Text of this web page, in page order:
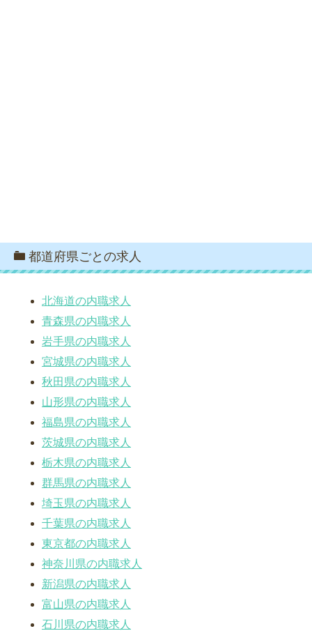
都道府県ごとの求人
北海道の内職求人
青森県の内職求人
岩手県の内職求人
宮城県の内職求人
秋田県の内職求人
山形県の内職求人
福島県の内職求人
茨城県の内職求人
栃木県の内職求人
群馬県の内職求人
埼玉県の内職求人
千葉県の内職求人
東京都の内職求人
神奈川県の内職求人
新潟県の内職求人
富山県の内職求人
石川県の内職求人